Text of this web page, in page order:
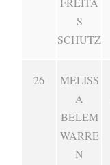
S
SCHUTZ
26
MELISS
A
BELEM
WARRE
N